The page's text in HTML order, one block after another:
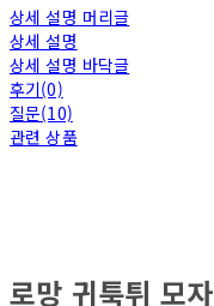
상세 설명 머리글
상세 설명
상세 설명 바닥글
후기(0)
질문(10)
관련 상품
로망 귀툭튀 모자